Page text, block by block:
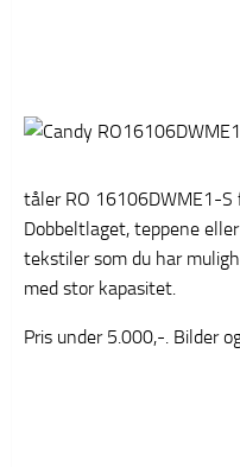
tåler RO 16106DWME1-S
Dobbeltlaget, teppene
tekstiler som du har
med stor kapasitet.
Pris under 5.000,-. Bilder